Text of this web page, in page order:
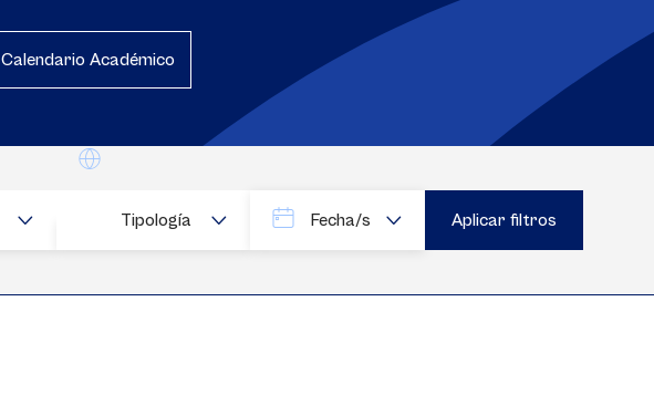
Calendario Académico
Tipología
Fecha/s